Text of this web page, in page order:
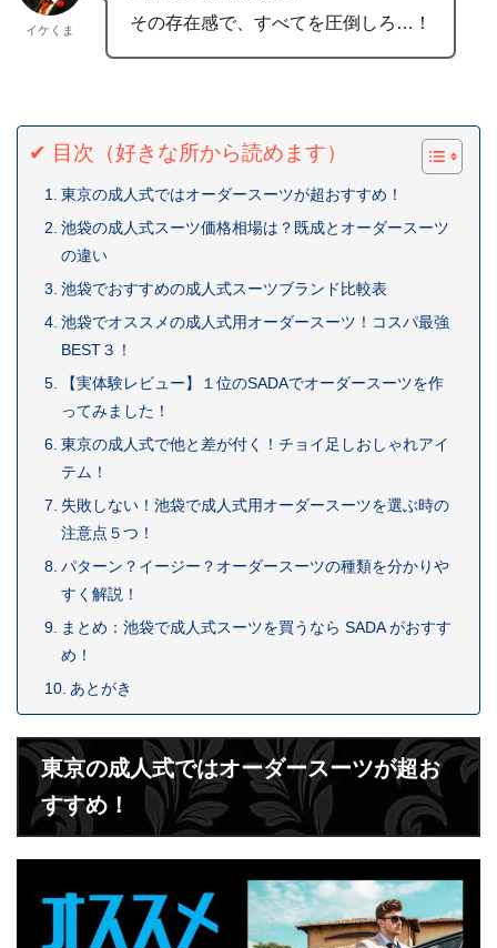
イケくま
その存在感で、すべてを圧倒しろ…！
✔ 目次（好きな所から読めます）
東京の成人式ではオーダースーツが超おすすめ！
池袋の成人式スーツ価格相場は？既成とオーダースーツ
の違い
池袋でおすすめの成人式スーツブランド比較表
池袋でオススメの成人式用オーダースーツ！コスパ最強
BEST３！
【実体験レビュー】１位のSADAでオーダースーツを作
ってみました！
東京の成人式で他と差が付く！チョイ足しおしゃれアイ
テム！
失敗しない！池袋で成人式用オーダースーツを選ぶ時の
注意点５つ！
パターン？イージー？オーダースーツの種類を分かりや
すく解説！
まとめ：池袋で成人式スーツを買うなら SADA がおすす
め！
あとがき
東京の成人式ではオーダースーツが超お
すすめ！